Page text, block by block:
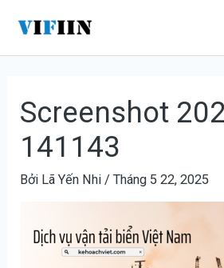
nội
Screenshot
141143
Bởi Lã Yến Nhi /Tháng 5 22, 2025
hướng
bài